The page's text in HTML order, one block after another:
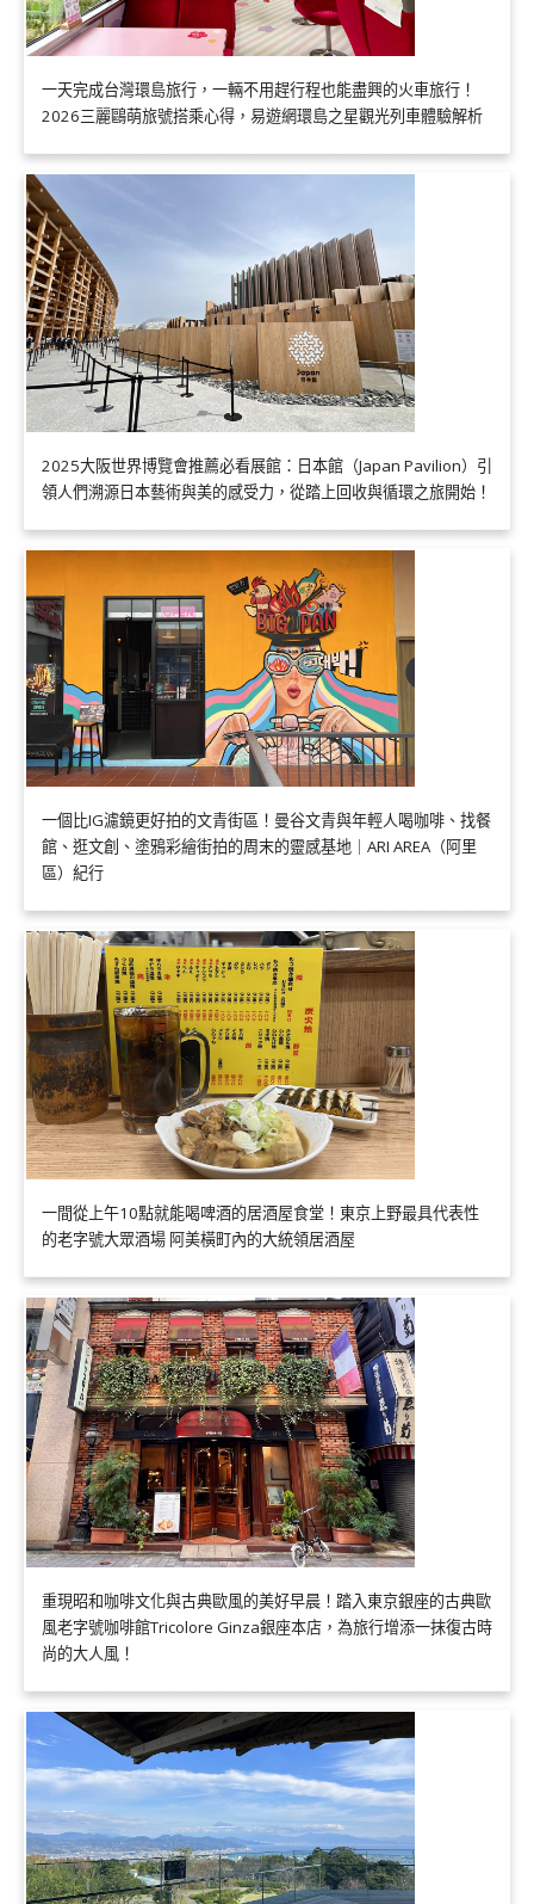
一天完成台灣環島旅行，一輛不用趕行程也能盡興的火車旅行！
2026三麗鷗萌旅號搭乘心得，易遊網環島之星觀光列車體驗解析
2025大阪世界博覽會推薦必看展館：日本館（Japan Pavilion）引
領人們溯源日本藝術與美的感受力，從踏上回收與循環之旅開始！
一個比IG濾鏡更好拍的文青街區！曼谷文青與年輕人喝咖啡、找餐
館、逛文創、塗鴉彩繪街拍的周末的靈感基地｜ARI AREA（阿里
區）紀行
一間從上午10點就能喝啤酒的居酒屋食堂！東京上野最具代表性
的老字號大眾酒場 阿美橫町內的大統領居酒屋
重現昭和咖啡文化與古典歐風的美好早晨！踏入東京銀座的古典歐
風老字號咖啡館Tricolore Ginza銀座本店，為旅行增添一抹復古時
尚的大人風！